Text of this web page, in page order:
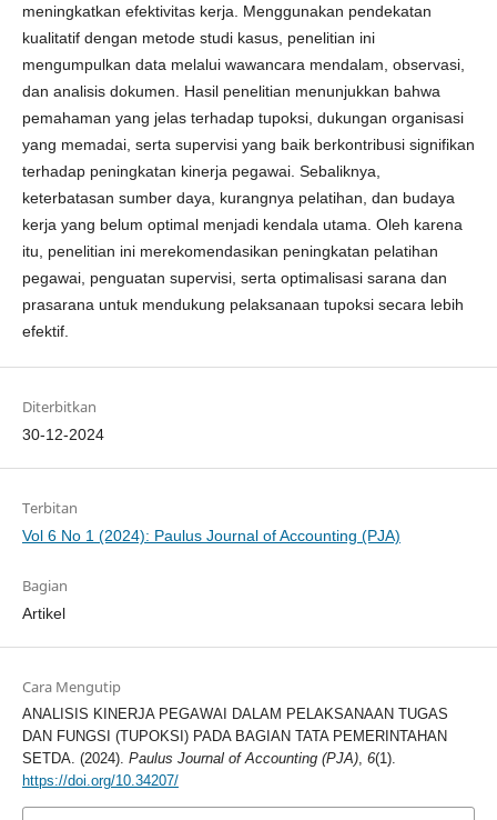
meningkatkan efektivitas kerja. Menggunakan pendekatan
kualitatif dengan metode studi kasus, penelitian ini
mengumpulkan data melalui wawancara mendalam, observasi,
dan analisis dokumen. Hasil penelitian menunjukkan bahwa
pemahaman yang jelas terhadap tupoksi, dukungan organisasi
yang memadai, serta supervisi yang baik berkontribusi signifikan
terhadap peningkatan kinerja pegawai. Sebaliknya,
keterbatasan sumber daya, kurangnya pelatihan, dan budaya
kerja yang belum optimal menjadi kendala utama. Oleh karena
itu, penelitian ini merekomendasikan peningkatan pelatihan
pegawai, penguatan supervisi, serta optimalisasi sarana dan
prasarana untuk mendukung pelaksanaan tupoksi secara lebih
efektif.
Diterbitkan
30-12-2024
Terbitan
Vol 6 No 1 (2024): Paulus Journal of Accounting (PJA)
Bagian
Artikel
Cara Mengutip
ANALISIS KINERJA PEGAWAI DALAM PELAKSANAAN TUGAS
DAN FUNGSI (TUPOKSI) PADA BAGIAN TATA PEMERINTAHAN
SETDA. (2024). Paulus Journal of Accounting (PJA), 6(1).
https://doi.org/10.34207/